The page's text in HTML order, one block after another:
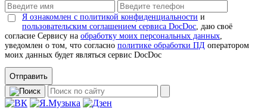
Я ознакомлен с политикой конфиденциальности и
пользовательским соглашением сервиса DocDoc, даю своё
согласие Сервису на обработку моих персональных данных,
уведомлен о том, что согласно политике обработки ПД оператором
моих данных будет являться сервис DocDoc
Отправить